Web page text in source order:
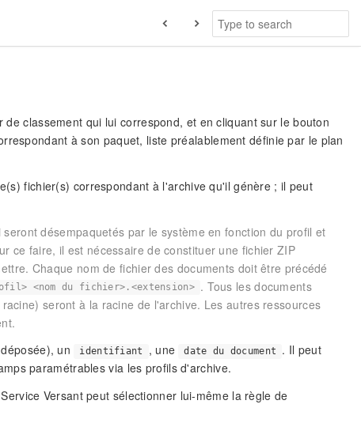
classement qui lui correspond, et en cliquant sur le bouton
à son paquet, liste préalablement définie par le plan
fichier(s) correspondant à l'archive qu'il génère ; il peut
désempaquetés par le système en fonction du profil et
ce faire, il est nécessaire de constituer une fichier ZIP
Chaque nom de fichier des documents doit être précédé
<nom du fichier>.<extension> . Tous les documents
seront à la racine de l'archive. Les autres ressources
un identifiant , une date du document
. Il peut
paramétrables via les profils d'archive.
Versant peut sélectionner lui-même la règle de